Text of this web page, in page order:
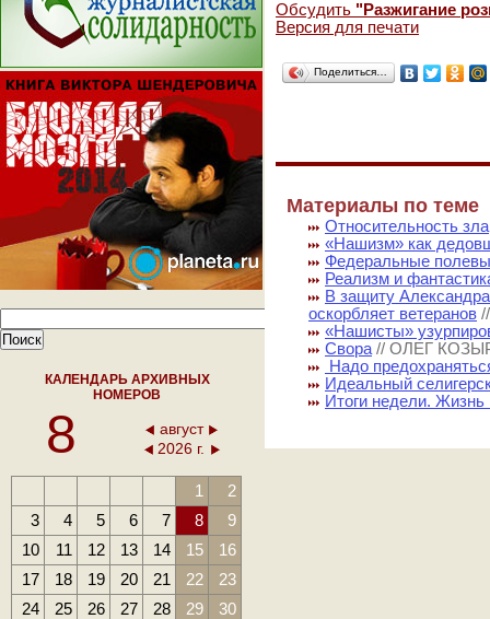
КАЛЕНДАРЬ АРХИВНЫХ
НОМЕРОВ
8
август
2026 г.
1
2
3
4 5 6 7 8
9
10
11 12 13 14 15
16
17
18 19 20 21 22
23
24
25 26 27 28 29
30
Обсудить "Разжигание
Версия для печати
Поделиться…
Материалы по теме
Относительность зла
«Нашизм» как
Федеральные
Реализм и
В защиту
оскорбляет ветеранов
«Нашисты»
Свора // ОЛЕГ
Надо
Идеальный
Итоги недели. Жизнь